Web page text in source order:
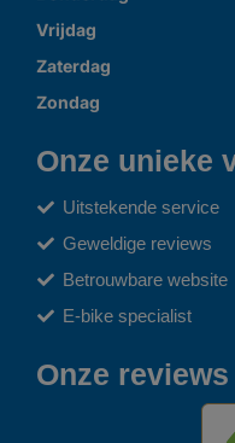
Vrijdag
Zaterdag
Zondag
Onze unieke
Uitstekende service
Geweldige reviews
Betrouwbare website
E-bike specialist
Onze reviews